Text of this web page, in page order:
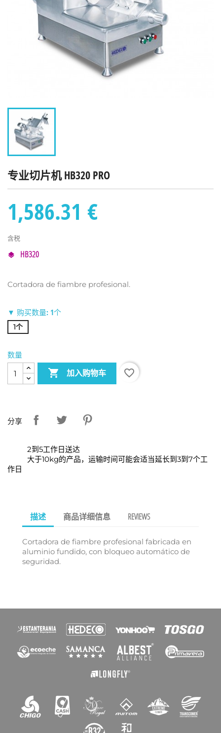
专业切片机 HB320 PRO
1,586.31 €
含税
HB320
Cortadora de fiambre profesional.
▼ 购买数量: 1个
1个
数量
 加入购物车 favorite_border
分享
2到5工作日送达
大于10kg的产品，运输时间可能会适当延长到3到7个工
作日
描述 商品详细信息 REVIEWS
Cortadora de fiambre profesional fabricada en
aluminio fundido, con bloqueo automático de
seguridad.
创建心愿单 ×
取消 创建心愿单